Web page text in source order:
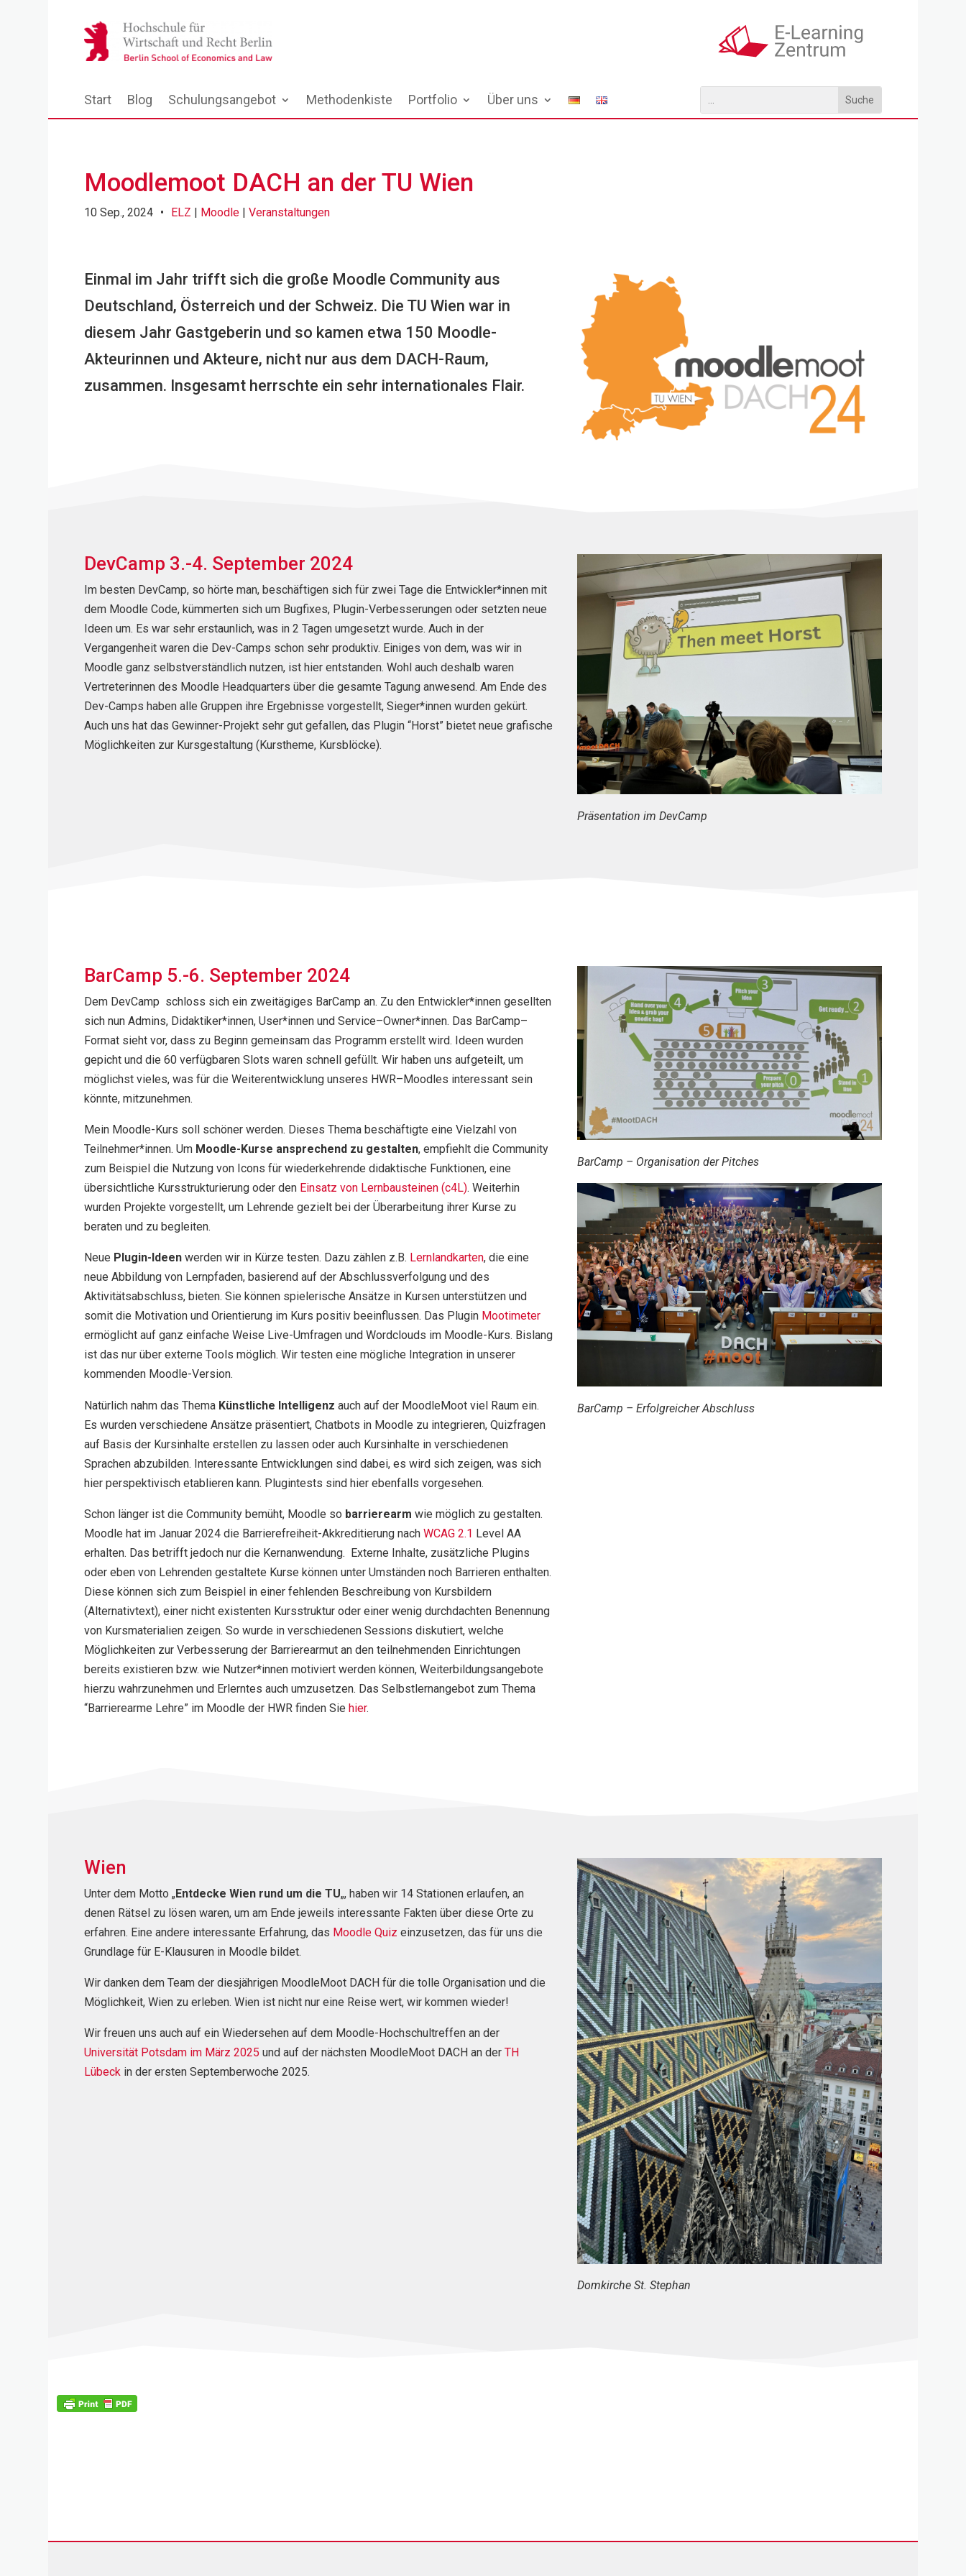
Start Blog Schulungsangebot Methodenkiste Portfolio Über uns
Moodlemoot DACH an der TU Wien
10 Sep., 2024 • ELZ | Moodle |Veranstaltungen
Einmal im Jahr trifft sich die große Moodle Community aus
Deutschland, Österreich und der Schweiz. Die TU Wien war in
diesem Jahr Gastgeberin und so kamen etwa 150 Moodle-
Akteurinnen und Akteure, nicht nur aus dem DACH-Raum,
zusammen. Insgesamt herrschte ein sehr internationales Flair.
DevCamp 3.-4. September 2024
Im besten DevCamp, so hörte man,beschäftigen sichfür zweiTagedie Entwickler*innenmit
dem Moodle Code, kümmerten sich um Bugfixes, Plugin-Verbesserungen oder setzten neue
Ideen um. Es war sehr erstaunlich, was in 2 Tagen umgesetzt wurde. Auch in der
Vergangenheit waren die Dev-Camps schon sehr produktiv. Einiges von dem, was wir in
Moodle ganz selbstverständlich nutzen, ist hier entstanden. Wohl auch deshalb waren
Vertreterinnen des Moodle Headquarters über die gesamte Tagung anwesend. Am Ende des
Dev-Camps haben alle Gruppen ihre Ergebnisse vorgestellt, Sieger*innen wurden gekürt.
Auch uns hat das Gewinner-Projekt sehr gut gefallen, das Plugin “Horst” bietet neue grafische
Möglichkeiten zur Kursgestaltung (Kurstheme, Kursblöcke).
Präsentation im DevCamp
BarCamp 5.-6. September 2024
Dem DevCamp schloss sich ein zweitägiges BarCamp an. Zu den Entwickler*innengesellten
sich nun Admins, Didaktiker*innen, User*innen und Service–Owner*innen. Das BarCamp–
Format sieht vor, dass zu Beginn gemeinsam das Programm erstellt wird. Ideen wurden
gepicht und die 60 verfügbaren Slots waren schnell gefüllt.Wir haben uns aufgeteilt,um
möglichst vieles, was für die Weiterentwicklung unseres HWR–Moodles interessant sein
könnte, mitzunehmen.
Mein Moodle-Kurs soll schöner werden. Dieses Thema beschäftigte eine Vielzahl von
Teilnehmer*innen.Um Moodle-Kurse ansprechend zu gestalten, empfiehlt die Community
zum Beispiel die Nutzung von Icons für wiederkehrende didaktische Funktionen, eine
übersichtliche Kursstrukturierung oder den Einsatz von Lernbausteinen (c4L). Weiterhin
wurden Projekte vorgestellt, um Lehrende gezielt bei der Überarbeitung ihrer Kurse zu
beraten und zu begleiten.
Neue Plugin-Ideen werden wir in Kürze testen. Dazu zählen z.B. Lernlandkarten, die eine
neue Abbildung von Lernpfaden, basierend auf der Abschlussverfolgung und des
Aktivitätsabschluss, bieten. Sie können spielerische Ansätze in Kursen unterstützen und
somit die Motivation und Orientierung im Kurs positiv beeinflussen. Das Plugin Mootimeter
ermöglicht auf ganz einfache Weise Live-Umfragen undWordclouds im Moodle-Kurs. Bislang
ist das nur über externe Tools möglich. Wir testen eine mögliche Integration in unserer
kommenden Moodle-Version.
Natürlich nahm das Thema Künstliche Intelligenzauch auf der MoodleMoot viel Raum ein.
Es wurden verschiedene Ansätze präsentiert, Chatbots in Moodle zu integrieren, Quizfragen
auf Basis der Kursinhalte erstellen zu lassen oder auch Kursinhalte in verschiedenen
Sprachen abzubilden. Interessante Entwicklungen sind dabei, es wird sich zeigen, was sich
hier perspektivisch etablieren kann. Plugintests sind hier ebenfalls vorgesehen.
Schon länger ist die Community bemüht, Moodle so barrierearmwie möglich zu gestalten.
Moodle hat im Januar 2024 die Barrierefreiheit-Akkreditierung nachWCAG 2.1 Level AA
erhalten. Das betrifft jedoch nur die Kernanwendung. Externe Inhalte, zusätzliche Plugins
oder eben von Lehrenden gestaltete Kurse können unter Umständen noch Barrieren enthalten.
Diese können sich zum Beispiel in einer fehlenden Beschreibung von Kursbildern
(Alternativtext), einer nicht existenten Kursstruktur oder einer wenig durchdachten Benennung
von Kursmaterialien zeigen. So wurde in verschiedenen Sessions diskutiert, welche
Möglichkeiten zur Verbesserung der Barrierearmut an den teilnehmenden Einrichtungen
bereits existieren bzw. wie Nutzer*innen motiviert werden können, Weiterbildungsangebote
hierzu wahrzunehmen und Erlerntes auch umzusetzen. Das Selbstlernangebot zum Thema
“Barrierearme Lehre” im Moodle der HWR finden Siehier.
BarCamp – Organisation der Pitches
BarCamp – Erfolgreicher Abschluss
Wien
Unter dem Motto „Entdecke Wien rund um die TU„, haben wir 14 Stationen erlaufen, an
denen Rätsel zu lösen waren, um am Ende jeweils interessante Fakten über diese Orte zu
erfahren. Eine andere interessante Erfahrung, das Moodle Quiz einzusetzen, das für uns die
Grundlage für E-Klausuren in Moodle bildet.
Wir danken dem Team der diesjährigen MoodleMoot DACH für die tolle Organisation und die
Möglichkeit, Wien zu erleben. Wien ist nicht nur eine Reise wert, wir kommen wieder!
Wir freuen uns auch auf ein Wiedersehen auf dem Moodle-Hochschultreffen an der
Universität Potsdam im März 2025 und auf der nächsten MoodleMoot DACH an derTH
Lübeck in der ersten Septemberwoche 2025.
Domkirche St. Stephan